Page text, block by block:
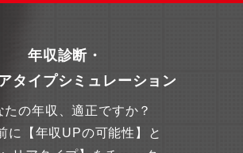
年収診断・
タイプシミュレーション
たの年収、適正ですか？
に【年収UPの可能性】と